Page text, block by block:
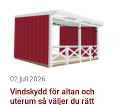
02 juli 2026
Vindskydd för altan och
uterum så väljer du rätt